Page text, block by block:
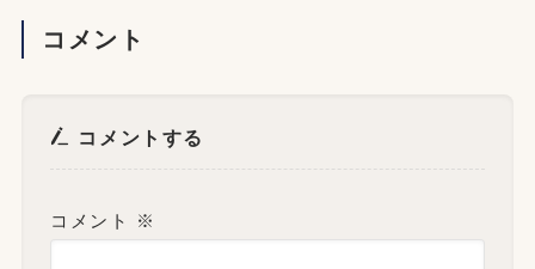
コメント
コメントする
コメント ※